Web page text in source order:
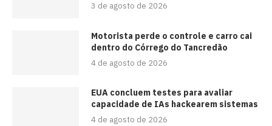
3 de agosto de 2026
Motorista perde o controle e carro cai
dentro do Córrego do Tancredão
4 de agosto de 2026
EUA concluem testes para avaliar
capacidade de IAs hackearem sistemas
4 de agosto de 2026